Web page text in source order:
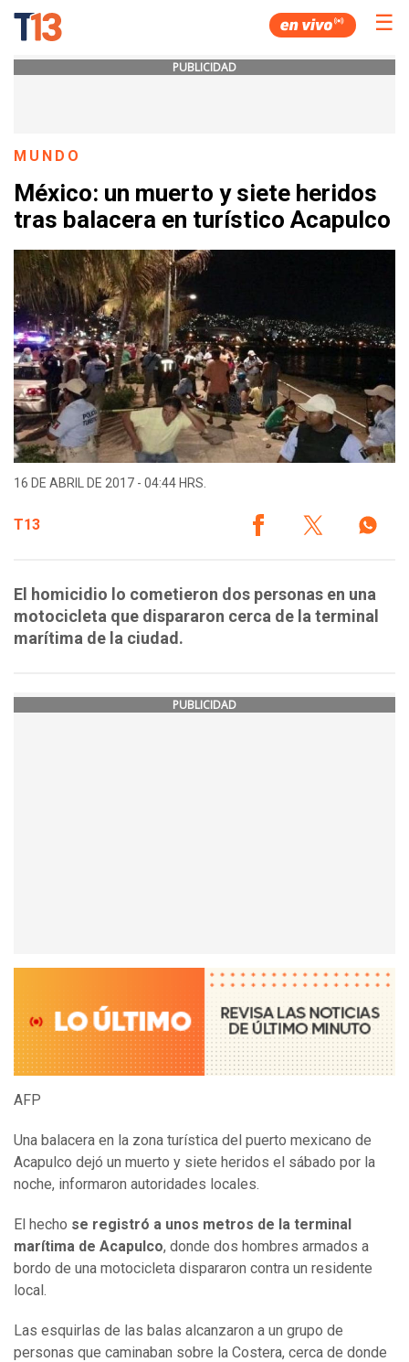
☰
PUBLICIDAD
MUNDO
México: un muerto y siete heridos
tras balacera en turístico Acapulco
16 DE ABRIL DE 2017 - 04:44 HRS.
T13
El homicidio lo cometieron dos personas en una
motocicleta que dispararon cerca de la terminal
marítima de la ciudad.
PUBLICIDAD
AFP
Una balacera en la zona turística del puerto mexicano de
Acapulco dejó un muerto y siete heridos el sábado por la
noche, informaron autoridades locales.
El hecho se registró a unos metros de la terminal
marítima de Acapulco, donde dos hombres armados a
bordo de una motocicleta dispararon contra un residente
local.
Las esquirlas de las balas alcanzaron a un grupo de
personas que caminaban sobre la Costera, cerca de donde